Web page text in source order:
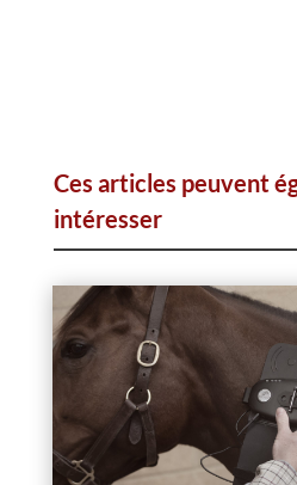
Ces articles peuvent
intéresser